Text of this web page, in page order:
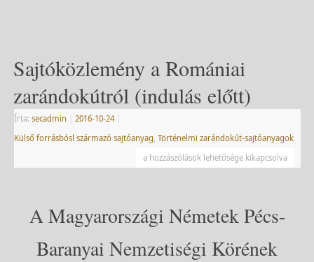
Sajtóközlemény a Romániai
zarándokútról (indulás előtt)
Írta: secadmin 2016-10-24
Külső forrásbósl származó sajtóanyag Történelmi zarándokút-sajtóanyagok
a hozzászólások lehetősége kikapcsolva
A Magyarországi Németek Pécs-
Baranyai Nemzetiségi Körének